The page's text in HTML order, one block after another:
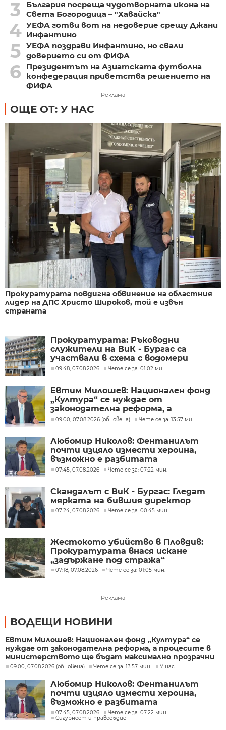
3
България посреща чудотворната икона на
Света Богородица – "Хавайска"
4 УЕФА готви вот на недоверие срещу Джани
Инфантино
5 УЕФА поздрави Инфантино, но свали
доверието си от ФИФА
6
Президентът на Азиатската футболна
конфедерация приветства решението на
ФИФА
Реклама
ОЩЕ ОТ: У НАС
Прокуратурата повдигна обвинение на областния
лидер на ДПС Христо Широков, той е извън
страната
Прокуратурата: Ръководни
служители на ВиК - Бургас са
участвали в схема с водомери
09:48, 07.08.2026 Чете се за: 01:02 мин.
Евтим Милошев: Национален фонд
„Култура“ се нуждае от
законодателна реформа, а
процесите в министерството ще
09:00, 07.08.2026 (обновена) Чете се за: 13:57 мин.
Любомир Николов: Фентанилът
почти изцяло измести хероина,
възможно е разбитата
лаборатория да е единствената у
07:45, 07.08.2026 Чете се за: 07:22 мин.
Скандалът с ВиК - Бургас: Гледат
мярката на бившия директор
07:24, 07.08.2026 Чете се за: 00:45 мин.
Жестокото убийство в Пловдив:
Прокуратурата внася искане
„задържане под стража“
07:18, 07.08.2026 Чете се за: 01:05 мин.
Реклама
ВОДЕЩИ НОВИНИ
Евтим Милошев: Национален фонд „Култура“ се
нуждае от законодателна реформа, а процесите в
министерството ще бъдат максимално прозрачни
09:00, 07.08.2026 (обновена) Чете се за: 13:57 мин. У нас
Любомир Николов: Фентанилът
почти изцяло измести хероина,
възможно е разбитата
лаборатория да е единствената у
нас
07:45, 07.08.2026
Чете се за: 07:22 мин.
Сигурност и правосъдие